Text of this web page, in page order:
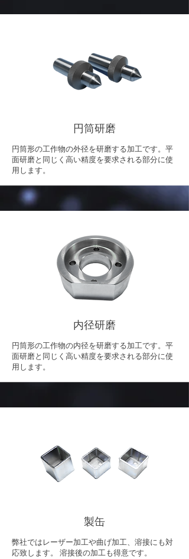
円筒研磨
円筒形の工作物の外径を研磨する加工です。平
面研磨と同じく高い精度を要求される部分に使
用します。
内径研磨
円筒形の工作物の内径を研磨する加工です。平
面研磨と同じく高い精度を要求される部分に使
用します。
製缶
弊社ではレーザー加工や曲げ加工、溶接にも対
応致します。 溶接後の加工も得意です。